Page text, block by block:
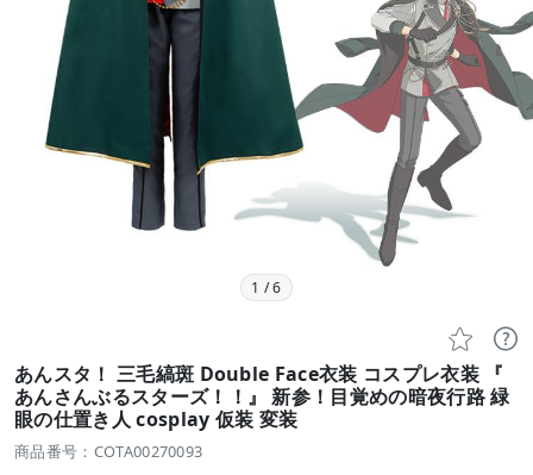
1 /6
 
あんスタ！ 三毛縞斑 Double Face衣装 コスプレ衣装 『
あんさんぶるスターズ！！』 新参！目覚めの暗夜行路 緑
眼の仕置き人 cosplay 仮装 変装
商品番号：COTA00270093